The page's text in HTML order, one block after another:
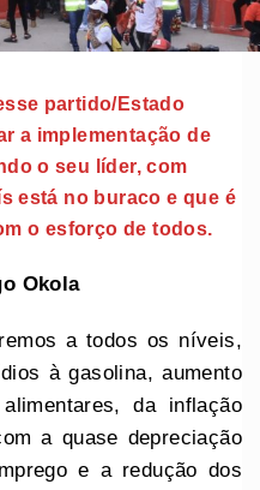
partido/Estado
a implementação de
o seu líder, com
está no buraco e que é
o esforço de todos.
Okola
a todos os níveis,
à gasolina, aumento
da inflação
a quase depreciação
e a redução dos